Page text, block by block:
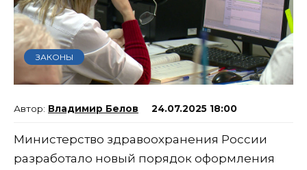
ЗАКОНЫ
Владимир Белов 24.07.2025 18:00
Министерство здравоохранения России
разработало новый порядок оформления